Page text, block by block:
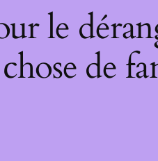
le
chose de